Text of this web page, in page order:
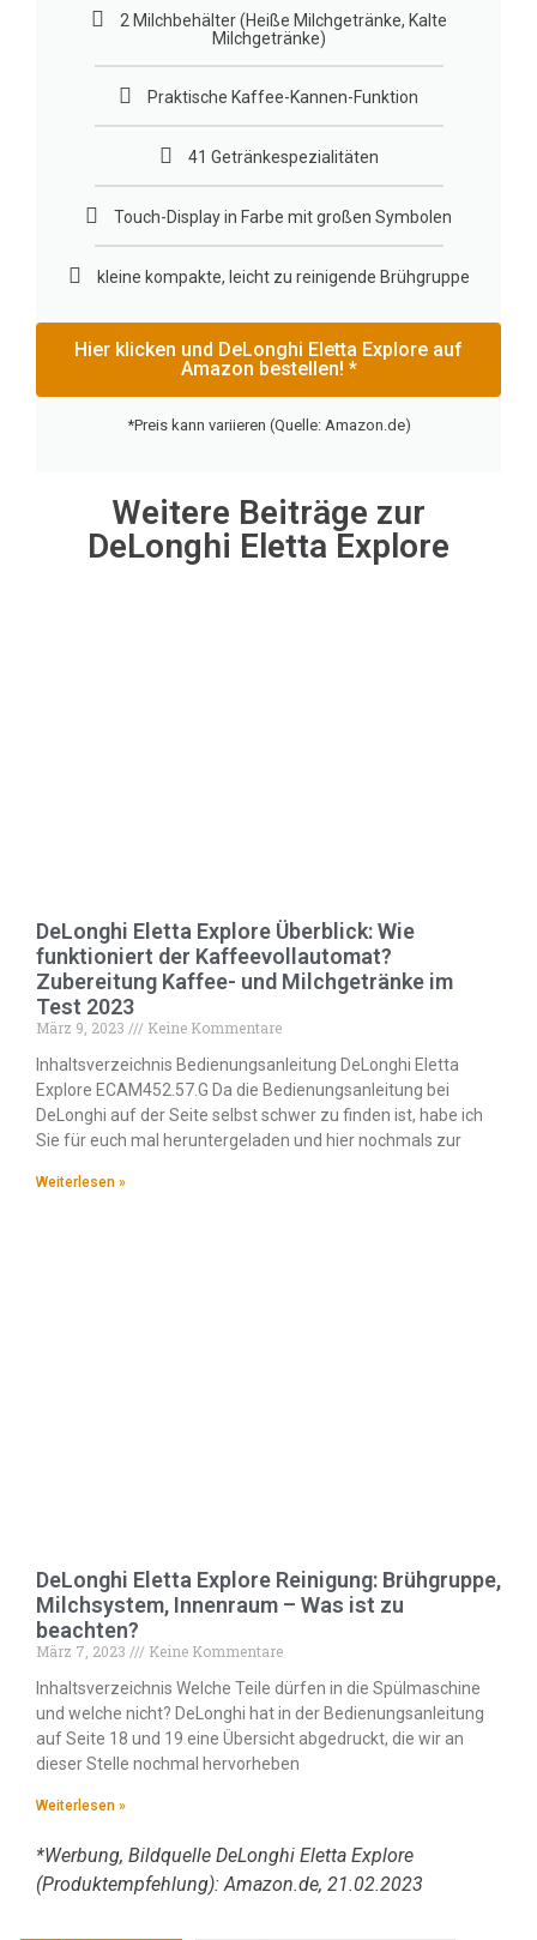
2 Milchbehälter (Heiße Milchgetränke, Kalte
Milchgetränke)
Praktische Kaffee-Kannen-Funktion
41 Getränkespezialitäten
Touch-Display in Farbe mit großen Symbolen
kleine kompakte, leicht zu reinigende Brühgruppe
Hier klicken und DeLonghi Eletta Explore auf
Amazon bestellen! *
*Preis kann variieren (Quelle: Amazon.de)
Weitere Beiträge zur
DeLonghi Eletta Explore
DeLonghi Eletta Explore Überblick: Wie
funktioniert der Kaffeevollautomat?
Zubereitung Kaffee- und Milchgetränke im
Test 2023
März 9, 2023
Keine Kommentare
Inhaltsverzeichnis Bedienungsanleitung DeLonghi Eletta
Explore ECAM452.57.G Da die Bedienungsanleitung bei
DeLonghi auf der Seite selbst schwer zu finden ist, habe ich
Sie für euch mal heruntergeladen und hier nochmals zur
Weiterlesen »
DeLonghi Eletta Explore Reinigung: Brühgruppe,
Milchsystem, Innenraum – Was ist zu
beachten?
März 7, 2023
Keine Kommentare
Inhaltsverzeichnis Welche Teile dürfen in die Spülmaschine
und welche nicht? DeLonghi hat in der Bedienungsanleitung
auf Seite 18 und 19 eine Übersicht abgedruckt, die wir an
dieser Stelle nochmal hervorheben
Weiterlesen »
*Werbung, Bildquelle DeLonghi Eletta Explore
(Produktempfehlung): Amazon.de, 21.02.2023